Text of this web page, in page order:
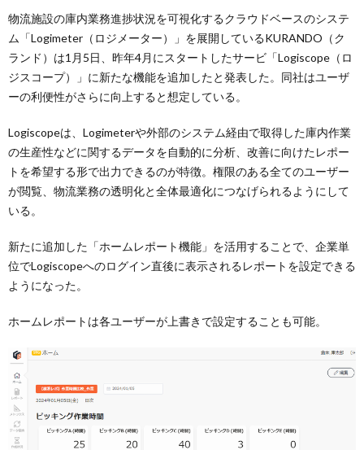
物流施設の庫内業務進捗状況を可視化するクラウドベースのシステ
ム「Logimeter（ロジメーター）」を展開しているKURANDO（ク
ランド）は1月5日、昨年4月にスタートしたサービ「Logiscope（ロ
ジスコープ）」に新たな機能を追加したと発表した。同社はユーザ
ーの利便性がさらに向上すると想定している。
Logiscopeは、Logimeterや外部のシステム経由で取得した庫内作業
の生産性などに関するデータを自動的に分析、改善に向けたレポー
トを希望する形で出力できるのが特徴。権限のある全てのユーザー
が閲覧、物流業務の透明化と全体最適化につなげられるようにして
いる。
新たに追加した「ホームレポート機能」を活用することで、企業単
位でLogiscopeへのログイン直後に表示されるレポートを設定できる
ようになった。
ホームレポートは各ユーザーが上書きで設定することも可能。